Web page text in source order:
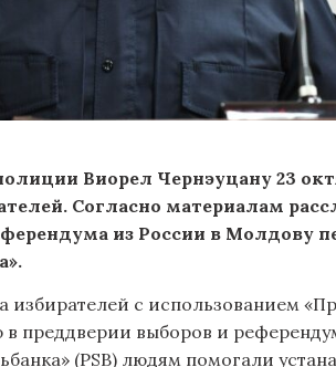
Виорел Чернэуцану 23
Согласно материалам
из России в Молдову
избирателей с использованием
в преддверии выборов и
(PSB) людям помогали